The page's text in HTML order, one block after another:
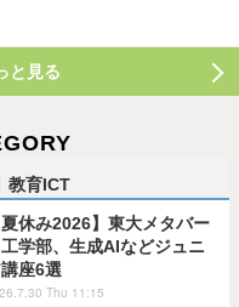
と見る
教育ICT
夏休み2026】東大メタバー
学部、生成AIなどジュニ
座6選
Thu 11:15